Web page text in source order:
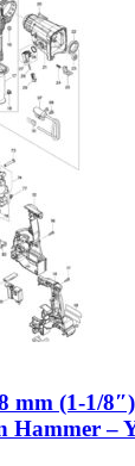
mm (1-1/
Hammer –